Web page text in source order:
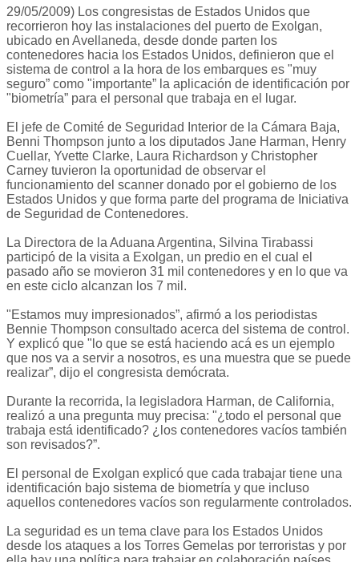
29/05/2009) Los congresistas de Estados Unidos que
recorrieron hoy las instalaciones del puerto de Exolgan,
ubicado en Avellaneda, desde donde parten los
contenedores hacia los Estados Unidos, definieron que el
sistema de control a la hora de los embarques es "muy
seguro” como "importante” la aplicación de identificación por
"biometría” para el personal que trabaja en el lugar.
El jefe de Comité de Seguridad Interior de la Cámara Baja,
Benni Thompson junto a los diputados Jane Harman, Henry
Cuellar, Yvette Clarke, Laura Richardson y Christopher
Carney tuvieron la oportunidad de observar el
funcionamiento del scanner donado por el gobierno de los
Estados Unidos y que forma parte del programa de Iniciativa
de Seguridad de Contenedores.
La Directora de la Aduana Argentina, Silvina Tirabassi
participó de la visita a Exolgan, un predio en el cual el
pasado año se movieron 31 mil contenedores y en lo que va
en este ciclo alcanzan los 7 mil.
"Estamos muy impresionados”, afirmó a los periodistas
Bennie Thompson consultado acerca del sistema de control.
Y explicó que "lo que se está haciendo acá es un ejemplo
que nos va a servir a nosotros, es una muestra que se puede
realizar”, dijo el congresista demócrata.
Durante la recorrida, la legisladora Harman, de California,
realizó a una pregunta muy precisa: "¿todo el personal que
trabaja está identificado? ¿los contenedores vacíos también
son revisados?”.
El personal de Exolgan explicó que cada trabajar tiene una
identificación bajo sistema de biometría y que incluso
aquellos contenedores vacíos son regularmente controlados.
La seguridad es un tema clave para los Estados Unidos
desde los ataques a los Torres Gemelas por terroristas y por